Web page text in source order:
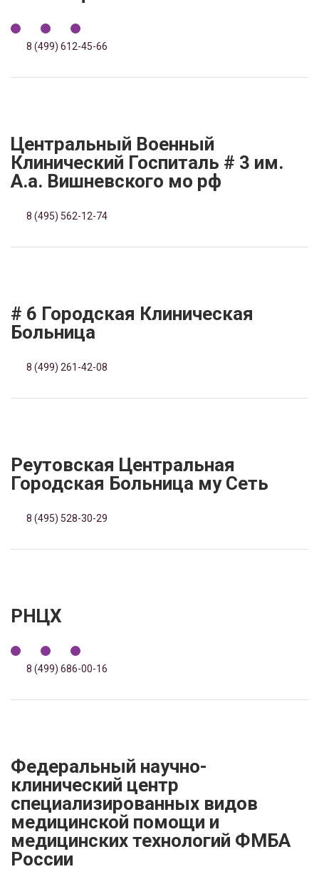
8 (499) 612-45-66
Центральный Военный
Клинический Госпиталь # 3 им.
А.а. Вишневского мо рф
8 (495) 562-12-74
# 6 Городская Клиническая
Больница
8 (499) 261-42-08
Реутовская Центральная
Городская Больница му Сеть
8 (495) 528-30-29
РНЦХ
8 (499) 686-00-16
Федеральный научно-
клинический центр
специализированных видов
медицинской помощи и
медицинских технологий ФМБА
России